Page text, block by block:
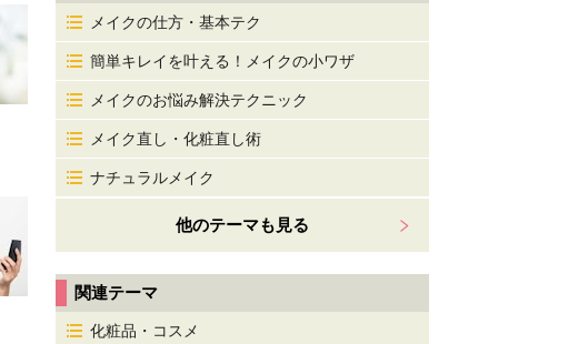
メイクの仕方・基本テク
簡単キレイを叶える！メイクの小ワザ
メイクのお悩み解決テクニック
メイク直し・化粧直し術
ナチュラルメイク
他のテーマも見る
関連テーマ
化粧品・コスメ